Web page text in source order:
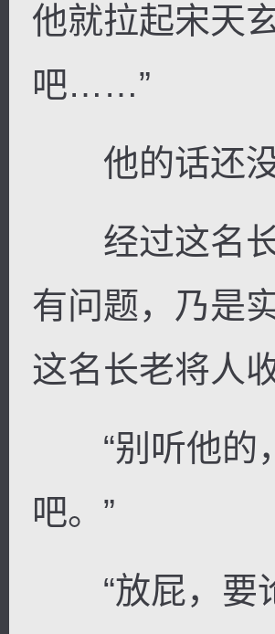
他就拉起宋天
吧……”
他的话还没
经过这名长
有问题，乃是
这名长老将人
“别听他的，
吧。”
“放屁，要论